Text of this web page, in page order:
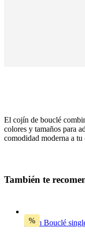
gris
Tamaño
El cojín de bouclé
colores y tamaños para
comodidad moderna a tu
También te recome
%
Cojín Bouclé